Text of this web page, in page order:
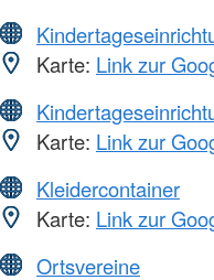
Karte: Link zur
Karte: Link zur
Kleidercontainer
Karte: Link zur
Ortsvereine